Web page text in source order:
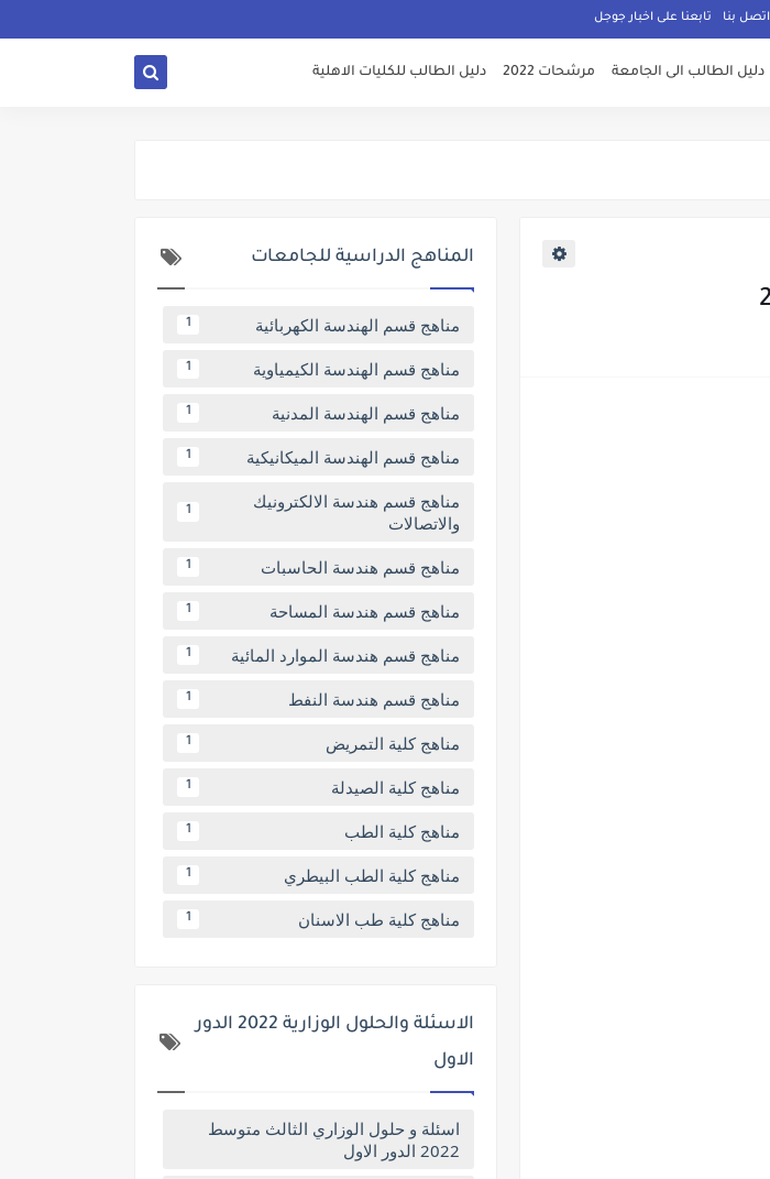
اتصل بنا تابعنا على اخبار جوجل
دليل الطالب الى الجامعة مرشحات 2022 دليل الطالب للكليات الاهلية
المناهج الدراسية للجامعات
مناهج قسم الهندسة الكهربائية 1
مناهج قسم الهندسة الكيمياوية 1
مناهج قسم الهندسة المدنية 1
مناهج قسم الهندسة الميكانيكية 1
مناهج قسم هندسة الالكترونيك
والاتصالات
1
مناهج قسم هندسة الحاسبات 1
مناهج قسم هندسة المساحة 1
مناهج قسم هندسة الموارد المائية 1
مناهج قسم هندسة النفط 1
مناهج كلية التمريض 1
مناهج كلية الصيدلة 1
مناهج كلية الطب 1
مناهج كلية الطب البيطري 1
مناهج كلية طب الاسنان 1
الاسئلة والحلول الوزارية 2022 الدور
الاول
اسئلة و حلول الوزاري الثالث متوسط
2022 الدور الاول